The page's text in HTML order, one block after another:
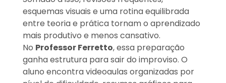
esquemas visuais e uma rotina equilibrada
entre teoria e prática tornam o aprendizado
mais produtivo e menos cansativo.
No Professor Ferretto, essa preparação
ganha estrutura para sair do improviso. O
aluno encontra videoaulas organizadas por